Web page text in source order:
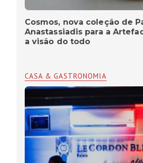
Cosmos, nova coleção de
Anastassiadis para a
a visão do todo
CASA & GASTRONOMIA